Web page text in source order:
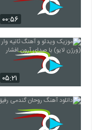
۰۰:۵۶
۰۵:۲۱